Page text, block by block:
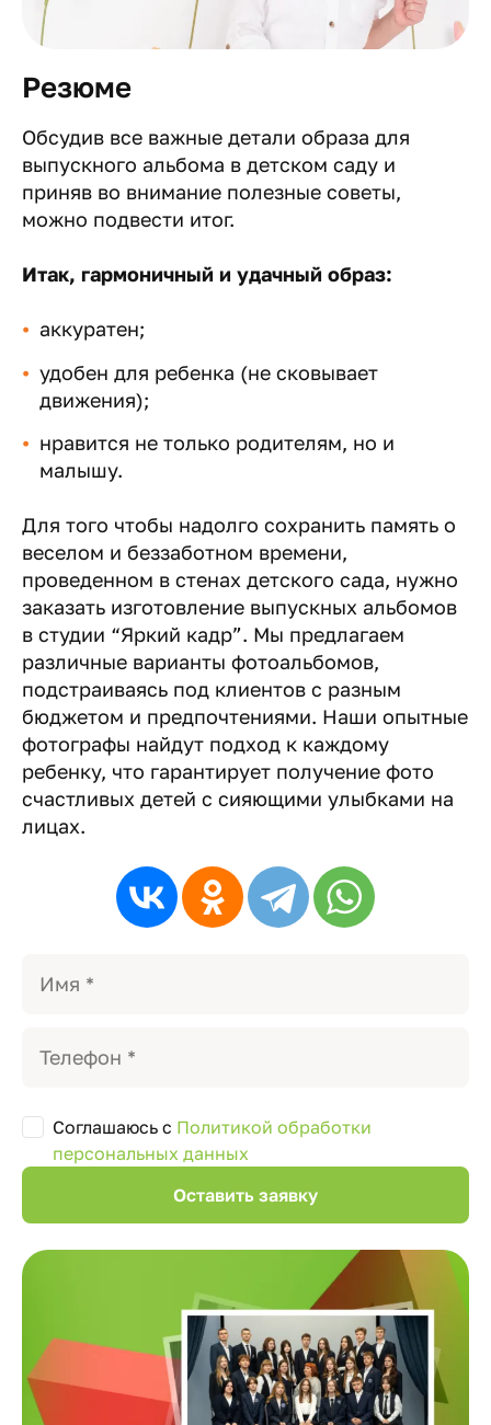
Резюме
Обсудив все важные детали образа для
выпускного альбома в детском саду и
приняв во внимание полезные советы,
можно подвести итог.
Итак, гармоничный и удачный образ:
аккуратен;
удобен для ребенка (не сковывает
движения);
нравится не только родителям, но и
малышу.
Для того чтобы надолго сохранить память о
веселом и беззаботном времени,
проведенном в стенах детского сада, нужно
заказать изготовление выпускных альбомов
в студии “Яркий кадр”. Мы предлагаем
различные варианты фотоальбомов,
подстраиваясь под клиентов с разным
бюджетом и предпочтениями. Наши опытные
фотографы найдут подход к каждому
ребенку, что гарантирует получение фото
счастливых детей с сияющими улыбками на
лицах.
Соглашаюсь с Политикой обработки
персональных данных